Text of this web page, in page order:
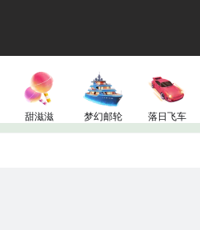
甜滋滋
50电池
梦幻邮轮
3000电池
落日飞车
2000电池